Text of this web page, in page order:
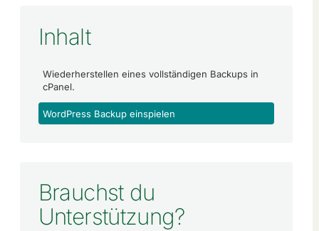
Inhalt
Wiederherstellen eines vollständigen Backups in
cPanel.
WordPress Backup einspielen
Brauchst du
Unterstützung?